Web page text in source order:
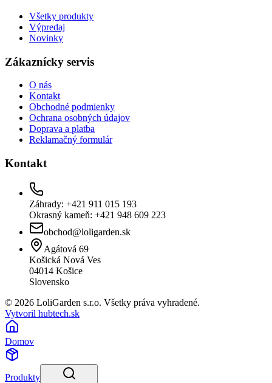
Všetky produkty
Výpredaj
Novinky
Zákaznícky servis
O nás
Kontakt
Obchodné podmienky
Ochrana osobných údajov
Doprava a platba
Reklamačný formulár
Kontakt
Záhrady: +421 911 015 193
Okrasný kameň: +421 948 609 223
obchod@loligarden.sk
Agátová 69
Košická Nová Ves
04014 Košice
Slovensko
© 2026 LoliGarden s.r.o. Všetky práva vyhradené.
Vytvoril hubtech.sk
Domov
Produkty